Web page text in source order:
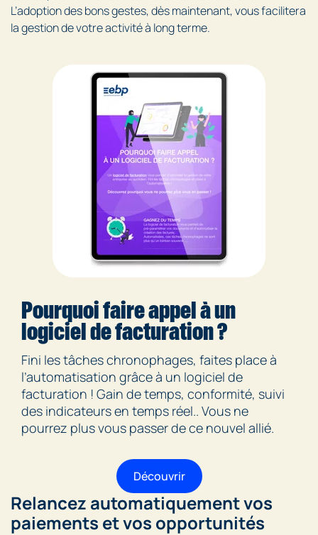
L’adoption des bons gestes, dès maintenant, vous facilitera
la gestion de votre activité à long terme.
Pourquoi faire appel à un
logiciel de facturation ?
Fini les tâches chronophages, faites place à
l’automatisation grâce à un logiciel de
facturation ! Gain de temps, conformité, suivi
des indicateurs en temps réel.. Vous ne
pourrez plus vous passer de ce nouvel allié.
Découvrir
Relancez automatiquement vos
paiements et vos opportunités